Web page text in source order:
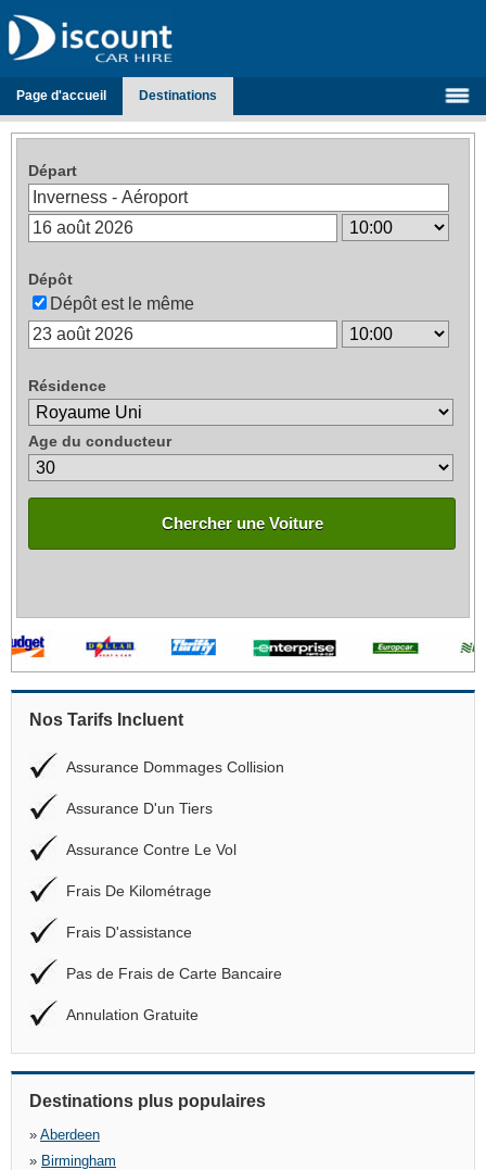
Page d'accueil Destinations
Départ
Dépôt
Dépôt est le même
Résidence
Age du conducteur
Chercher une Voiture
Nos Tarifs Incluent
Assurance Dommages Collision
Assurance D'un Tiers
Assurance Contre Le Vol
Frais De Kilométrage
Frais D'assistance
Pas de Frais de Carte Bancaire
Annulation Gratuite
Destinations plus populaires
» Aberdeen
» Birmingham